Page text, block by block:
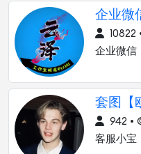
企业微
10822
企业微信
套图【
942 •
客服小宝